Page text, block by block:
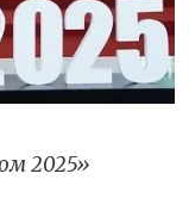
2025»